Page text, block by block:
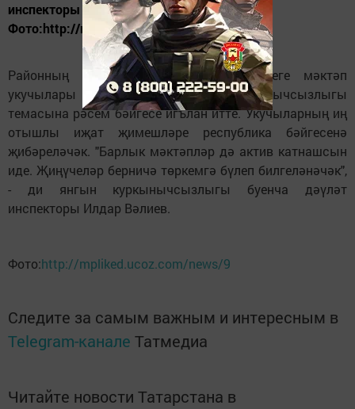
инспекторы Илдар Вәлиев.
Фото:http://mpliked.ucoz.com/news/9
Районның янгынга каршы көрәш бүлеге мәктәп
укучылары арасында янгын куркынычсызлыгы
темасына рәсем бәйгесе игълан итте. Укучыларның иң
отышлы иҗат җимешләре республика бәйгесенә
җибәреләчәк. "Барлык мәктәпләр дә актив катнашсын
иде. Җиңүчеләр берничә төркемгә бүлеп билгеләнәчәк",
- ди янгын куркынычсызлыгы буенча дәүләт
инспекторы Илдар Вәлиев.
Фото:http://mpliked.ucoz.com/news/9
Следите за самым важным и интересным в
Telegram-канале Татмедиа
Читайте новости Татарстана в